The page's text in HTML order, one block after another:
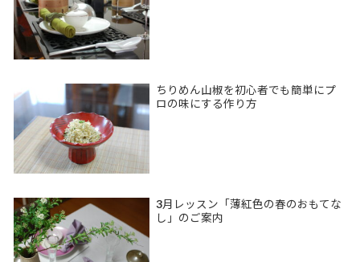
ちりめん山椒を初心者でも簡単にプ
ロの味にする作り方
3月レッスン「薄紅色の春のおもてな
し」のご案内